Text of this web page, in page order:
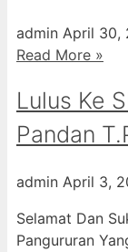
admin April 30,
Read More »
Lulus Ke
Pandan
admin April 3,
Selamat Dan
Pangururan